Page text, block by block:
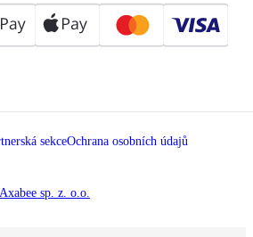
sekceOchrana osobních údajů
Axabee sp. z. o.o.